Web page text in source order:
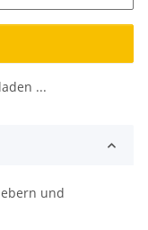
...
und